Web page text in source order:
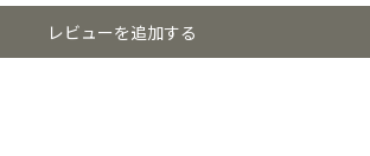
レビューを追加する